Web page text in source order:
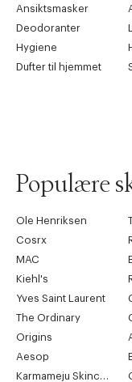
Ansiktsmasker
Deodoranter
Hygiene
Dufter til hjemmet
Populære
Ole Henriksen
Cosrx
MAC
Kiehl's
Yves Saint Laurent
The Ordinary
Origins
Aesop